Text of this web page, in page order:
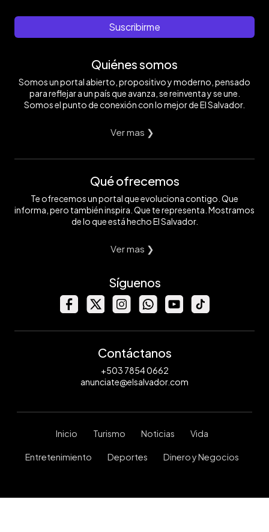
Suscribirme
Quiénes somos
Somos un portal abierto, propositivo y moderno, pensado
para reflejar a un país que avanza, se reinventa y se une.
Somos el punto de conexión con lo mejor de El Salvador.
Ver mas ❯
Qué ofrecemos
Te ofrecemos un portal que evoluciona contigo. Que
informa, pero también inspira. Que te representa. Mostramos
de lo que está hecho El Salvador.
Ver mas ❯
Síguenos
Contáctanos
+503 7854 0662
anunciate@elsalvador.com
Inicio Turismo Noticias Vida
Entretenimiento Deportes Dinero y Negocios